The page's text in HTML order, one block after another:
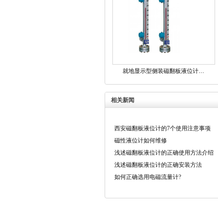
就地显示型侧装磁翻板液位计…
相关新闻
西安磁翻板液位计的7个使用注意事项
磁性液位计如何维修
浅述磁翻板液位计的正确使用方法介绍
浅述磁翻板液位计的正确安装方法
如何正确选用电磁流量计?